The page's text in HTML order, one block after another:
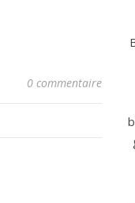
0 commentaire